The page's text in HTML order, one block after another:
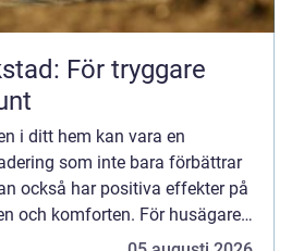
För tryggare
i ditt hem kan vara en
som inte bara förbättrar
också har positiva effekter på
och komforten. För husägare